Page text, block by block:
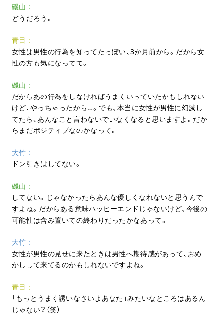
磯山
どうだろう。
青目
女性は男性の行為を知ってたっぽい、3か月前から。だから女
性の方も気になってて。
磯山
だからあの行為をしなければうまくいっていたかもしれない
けど、やっちゃったから…。でも、本当に女性が男性に幻滅し
てたら、あんなこと言わないでいなくなると思いますよ。だか
らまだポジティブなのかなって。
大竹
ドン引きはしてない。
磯山
してない。じゃなかったらあんな優しくなれないと思うんで
すよね。だからある意味ハッピーエンドじゃないけど、今後の
可能性は含み置いての終わりだったかなあって。
大竹
女性が男性の見せに来たときは男性へ期待感があって、おめ
かしして来てるのかもしれないですよね。
青目
「もっとうまく誘いなさいよあなた」みたいなところはあるん
じゃない？（笑）